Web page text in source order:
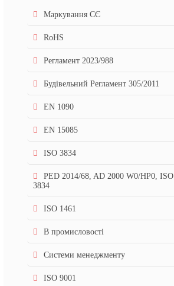
Маркування СЄ
RoHS
Регламент 2023/988
Будівельний Регламент 305/2011
EN 1090
EN 15085
ISO 3834
PED 2014/68, AD 2000 W0/HP0, ISO
3834
ISO 1461
В промисловості
Системи менеджменту
ISO 9001